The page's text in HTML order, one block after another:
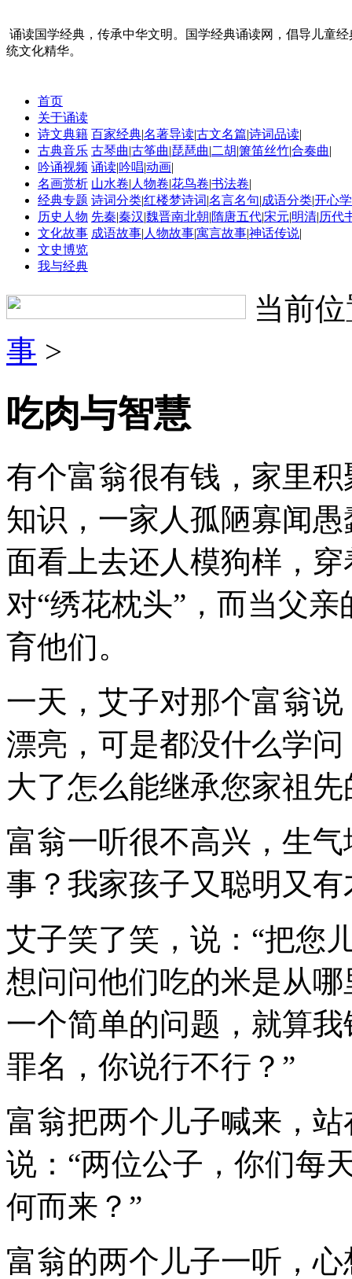
诵读国学经典，传承中华文明。国学经典诵读网，倡导儿童
统文化精华。
首页
关于诵读
诗文典籍 百家经典|名著导读|古文名篇|诗词品读|
古典音乐 古琴曲|古筝曲|琵琶曲|二胡|箫笛丝竹|合奏曲|
吟诵视频 诵读|吟唱|动画|
名画赏析 山水卷| 人物卷|花鸟卷|书法卷|
经典专题 诗词分类|红楼梦诗词|名言名句|成语分类|开心
历史人物 先秦|秦汉|魏晋南北朝|隋唐五代|宋元|明清|历代
文化故事 成语故事| 人物故事|寓言故事|神话传说|
文史博览
我与经典
当前
事 >
吃肉与智慧
有个富翁很有钱，家里
知识，一家人孤陋寡闻
面看上去还人模狗样，
对“绣花枕头”，而当父
育他们。
一天，艾子对那个富翁
漂亮，可是都没什么学
大了怎么能继承您家祖先
富翁一听很不高兴，生
事？我家孩子又聪明又
艾子笑了笑，说：“把您
想问问他们吃的米是从
一个简单的问题，就算
罪名，你说行不行？”
富翁把两个儿子喊来，
说：“两位公子，你们每
何而来？”
富翁的两个儿子一听，